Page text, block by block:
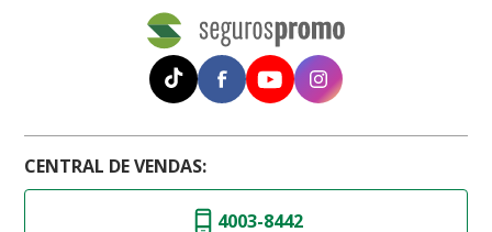
CENTRAL DE VENDAS:
4003-8442